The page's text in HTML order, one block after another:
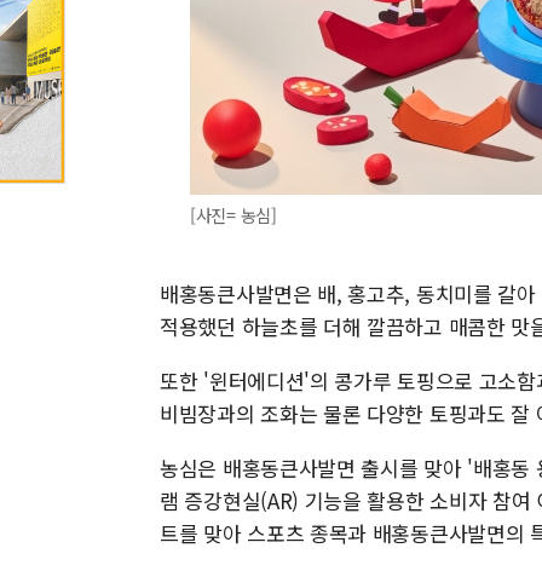
[사진= 농심]
배홍동큰사발면은 배, 홍고추, 동치미를 갈
적용했던 하늘초를 더해 깔끔하고 매콤한 맛
또한 '윈터에디션'의 콩가루 토핑으로 고소
비빔장과의 조화는 물론 다양한 토핑과도
농심은 배홍동큰사발면 출시를 맞아 '배홍
램 증강현실(AR) 기능을 활용한 소비자 참
트를 맞아 스포츠 종목과 배홍동큰사발면의